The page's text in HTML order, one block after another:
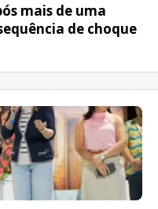
mais de uma
de choque